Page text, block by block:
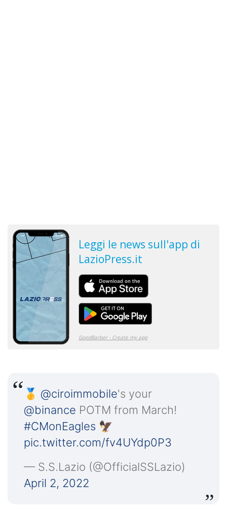
🥇 @ciroimmobile's your
@binance POTM from March!
#CMonEagles 🦅
pic.twitter.com/fv4UYdp0P3
— S.S.Lazio (@OfficialSSLazio)
April 2, 2022